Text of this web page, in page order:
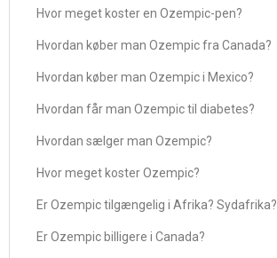
Hvor meget koster en Ozempic-pen?
Hvordan køber man Ozempic fra Canada?
Hvordan køber man Ozempic i Mexico?
Hvordan får man Ozempic til diabetes?
Hvordan sælger man Ozempic?
Hvor meget koster Ozempic?
Er Ozempic tilgængelig i Afrika? Sydafrika?
Er Ozempic billigere i Canada?